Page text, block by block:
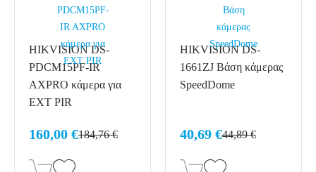
HIKVISION DS-
PDCM15PF-IR
AXPRO κάμερα για
EXT PIR
160,00 €184,76 €
HIKVISION DS-
1661ZJ Βάση κάμερας
SpeedDome
40,69 €44,89 €